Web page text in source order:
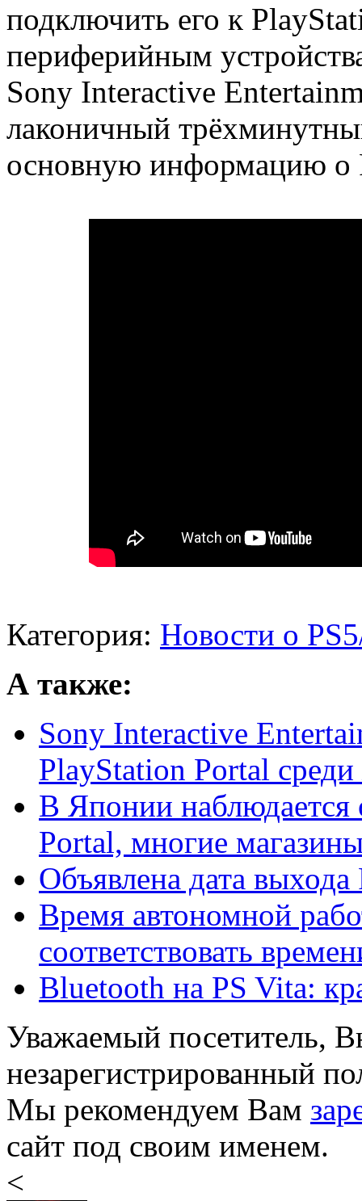
подключить его к
периферийным
Sony Interactive
лаконичный
основную информацию о
Категория: Новости о
А также:
Sony Interactive
PlayStation Portal
В Японии
Portal, многие
Объявлена дата
Время автономной
соответствовать
Bluetooth на PS Vita:
Уважаемый посетитель,
незарегистрированный
Мы рекомендуем Вам
сайт под своим именем.
<